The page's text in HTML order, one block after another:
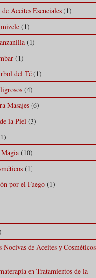
Aceites Esenciales (1)
(1)
(1)
(1)
del Té (1)
(4)
Masajes (6)
la Piel (3)
(10)
(1)
por el Fuego (1)
Nocivas de Aceites y Cosméticos
en Tratamientos de la